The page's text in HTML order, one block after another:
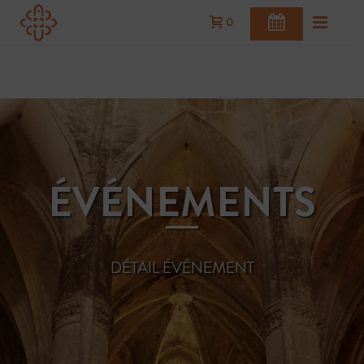
0
ACHETER
VOTRE BILLET
Acheter vos billets à l’avance
BILLETERIE
RÉSERVEZ
VOTRE TABLE
ÉVÉNEMENTS
DÉTAIL ÉVÉNEMENT